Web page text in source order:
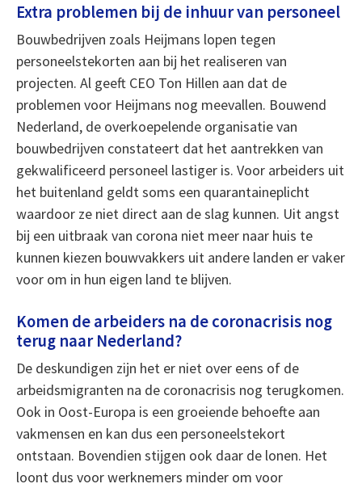
Extra problemen bij de inhuur van personeel
Bouwbedrijven zoals Heijmans lopen tegen
personeelstekorten aan bij het realiseren van
projecten. Al geeft CEO Ton Hillen aan dat de
problemen voor Heijmans nog meevallen. Bouwend
Nederland, de overkoepelende organisatie van
bouwbedrijven constateert dat het aantrekken van
gekwalificeerd personeel lastiger is. Voor arbeiders uit
het buitenland geldt soms een quarantaineplicht
waardoor ze niet direct aan de slag kunnen. Uit angst
bij een uitbraak van corona niet meer naar huis te
kunnen kiezen bouwvakkers uit andere landen er vaker
voor om in hun eigen land te blijven.
Komen de arbeiders na de coronacrisis nog
terug naar Nederland?
De deskundigen zijn het er niet over eens of de
arbeidsmigranten na de coronacrisis nog terugkomen.
Ook in Oost-Europa is een groeiende behoefte aan
vakmensen en kan dus een personeelstekort
ontstaan. Bovendien stijgen ook daar de lonen. Het
loont dus voor werknemers minder om voor